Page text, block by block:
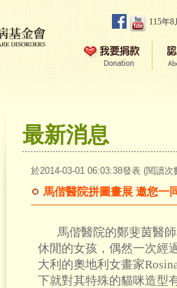
115年
最新消息
於2014-03-01 06:03:38發表 (閱讀次
馬偕醫院拼圖畫展 邀您一
馬偕醫院的鄭斐茵醫師
休閒的女孩，偶然一次經
大利的奧地利女畫家
下就對其特殊的貓咪造型